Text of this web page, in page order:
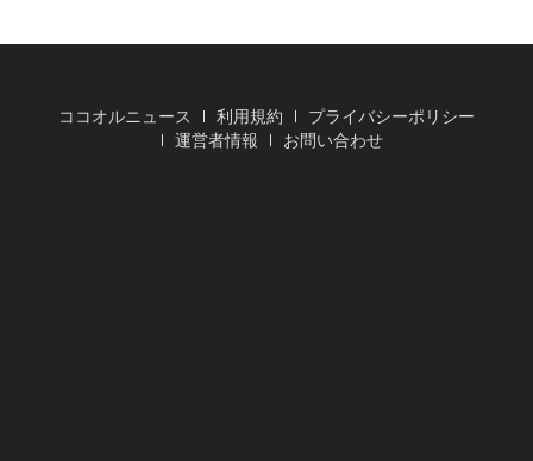
ココオルニュース 利用規約
プライバシーポリシー
運営者情報
お問い合わせ